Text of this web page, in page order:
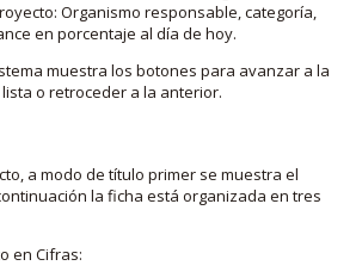
Organismo responsable, categoría,
en porcentaje al día de hoy.
muestra los botones para avanzar a la
o retroceder a la anterior.
a modo de título primer se muestra el
la ficha está organizada en tres
en Cifras: